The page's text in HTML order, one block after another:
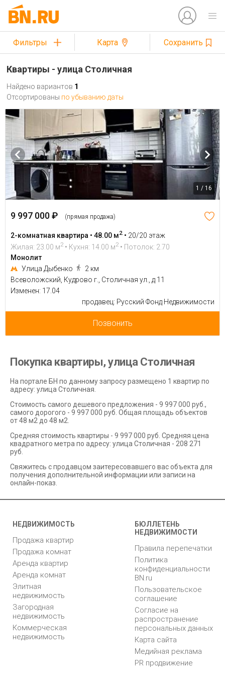
Фильтры Карта Сохранить
Квартиры - улица Столичная
Найдено вариантов 1
Отсортированы по убыванию даты
1 / 16
9 997 000 ₽ (прямая продажа)
2-комнатная квартира • 48.00 м2 • 20/20 этаж
Жилая: 23.00 м2 • Кухня: 14.00 м2 • Потолок: 2.70
Монолит
Улица Дыбенко
2 км
Всеволожский, Кудрово г., Столичная ул., д 11
Изменен: 17.04
продавец: Русский Фонд Недвижимости
Позвонить
Покупка квартиры, улица Столичная
На портале БН по данному запросу размещено 1 квартир по
адресу: улица Столичная.
Стоимость самого дешевого предложения - 9 997 000 руб.,
самого дорогого - 9 997 000 руб. Общая площадь объектов
от 48 м2 до 48 м2.
Средняя стоимость квартиры - 9 997 000 руб. Средняя цена
квадратного метра по адресу: улица Столичная - 208 271
руб.
Свяжитесь с продавцом заитересовавшего вас объекта для
получения дополнительной информации или записи на
онлайн-показ.
НЕДВИЖИМОСТЬ
Продажа квартир
Продажа комнат
Аренда квартир
Аренда комнат
Элитная
недвижимость
Загородная
недвижимость
Коммерческая
недвижимость
БЮЛЛЕТЕНЬ
НЕДВИЖИМОСТИ
Правила перепечатки
Политика
конфиденциальности
BN.ru
Пользовательское
соглашение
Согласие на
распространение
персональных данных
Карта сайта
Медийная реклама
PR продвижение